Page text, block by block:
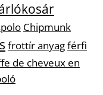
Chipmunk
frottír anyagférfi
de cheveux en